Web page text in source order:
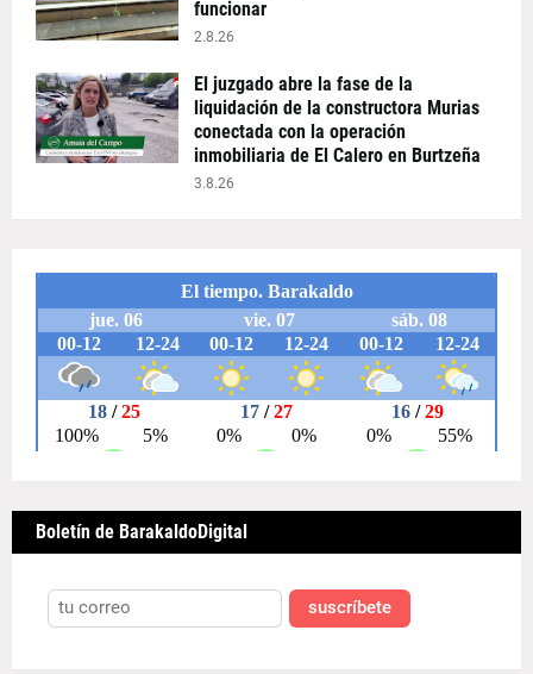
funcionar
2.8.26
El juzgado abre la fase de la
liquidación de la constructora Murias
conectada con la operación
inmobiliaria de El Calero en Burtzeña
3.8.26
Boletín de BarakaldoDigital
suscríbete